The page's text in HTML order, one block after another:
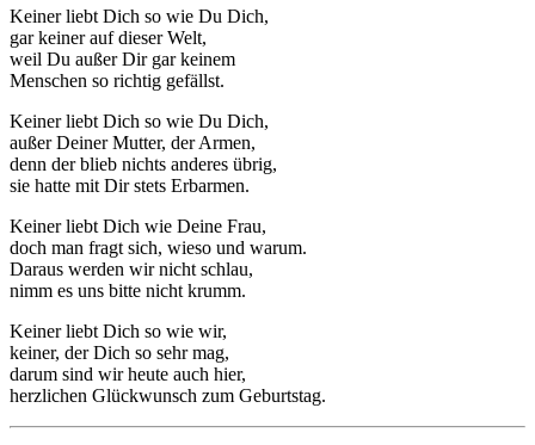
Keiner liebt Dich so wie Du Dich,
gar keiner auf dieser Welt,
weil Du außer Dir gar keinem
Menschen so richtig gefällst.
Keiner liebt Dich so wie Du Dich,
außer Deiner Mutter, der Armen,
denn der blieb nichts anderes übrig,
sie hatte mit Dir stets Erbarmen.
Keiner liebt Dich wie Deine Frau,
doch man fragt sich, wieso und warum.
Daraus werden wir nicht schlau,
nimm es uns bitte nicht krumm.
Keiner liebt Dich so wie wir,
keiner, der Dich so sehr mag,
darum sind wir heute auch hier,
herzlichen Glückwunsch zum Geburtstag.